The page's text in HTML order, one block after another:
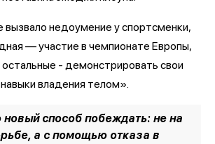
вызвало недоумение у спортсменки,
— участие в чемпионате Европы,
остальные - демонстрировать свои
владения телом».
новый способ побеждать: не на
а с помощью отказа в